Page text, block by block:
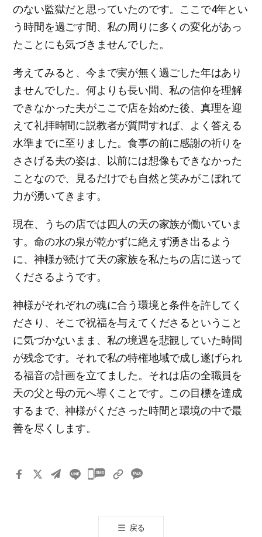
のない監獄だと思っていたのです。ここで4年とい
う時間を過ごす間、私の周りに多くの変化があっ
たことにも気づきませんでした。
考えてみると、今まで実が無く過ごした年はあり
ませんでした。何よりも長い間、私の信仰を理解
できなかった夫がここで店を始めた後、真理を迎
えて礼拝時間に説教者が質問すれば、よく答える
水準までに至りました。食事の前に感謝の祈り を
ささげる夫の姿は、以前には想像もできなかった
ことなので、見るだけでも自然と笑みがこぼれて
力が湧いてきます。
現在、うちの店では四人の天の家族が働いていま
す。命の水の泉が乾かずに絶えず湧き出るよう
に、神様が続けて天の家族を私たちの店に送って
くださるようです。
神様がそれぞれの魂に合う環境と条件を許してく
ださり、そこで祝福を与えてくださるということ
に気づかないまま、私の境遇を悲観していた時間
が残念です。それで私の特権地域で成し遂げられ
る福音の計画を立てました。それは店の全職員を
天の父と母の元へ導くことです。この目標を達成
するまで、神様がくださった時間と環境の中で最
善を尽くします。
카
톡
공
戻る